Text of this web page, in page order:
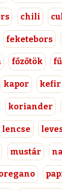
chili
feketebors
főzőtök
kapor kefir
koriander
lencse
mustár